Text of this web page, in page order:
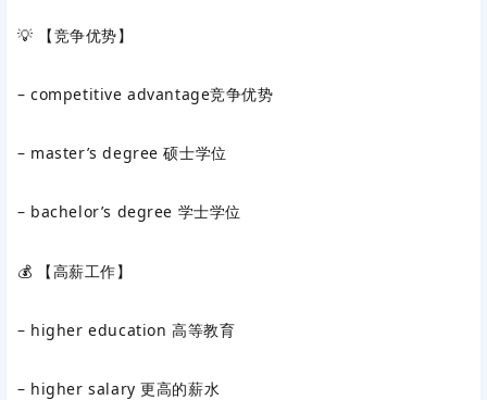
💡 【竞争优势】
– competitive advantage竞争优势
– master’s degree 硕士学位
– bachelor’s degree 学士学位
💰 【高薪工作】
– higher education 高等教育
– higher salary 更高的薪水